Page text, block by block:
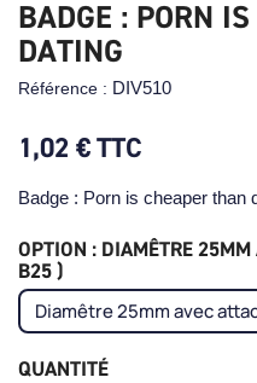
BADGE : PORN
DATING
Référence : DIV510
1,02 €TTC
Badge : Porn is cheaper than
OPTION : DIAMÊTRE 25MM
B25 )
QUANTITÉ